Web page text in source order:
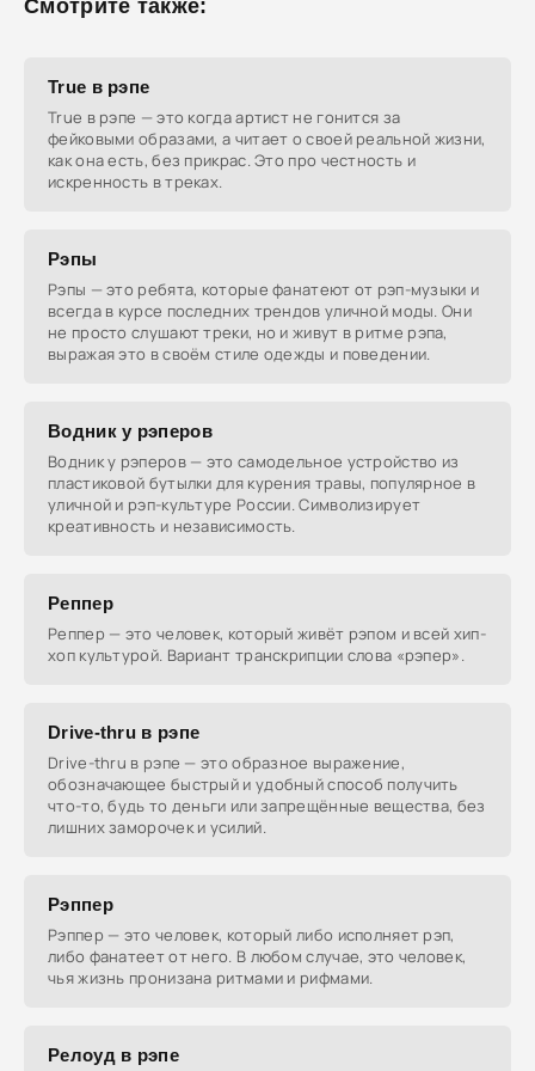
Смотрите также:
True в рэпе
True в рэпе — это когда артист не гонится за
фейковыми образами, а читает о своей реальной жизни,
как она есть, без прикрас. Это про честность и
искренность в треках.
Рэпы
Рэпы — это ребята, которые фанатеют от рэп-музыки и
всегда в курсе последних трендов уличной моды. Они
не просто слушают треки, но и живут в ритме рэпа,
выражая это в своём стиле одежды и поведении.
Водник у рэперов
Водник у рэперов — это самодельное устройство из
пластиковой бутылки для курения травы, популярное в
уличной и рэп-культуре России. Символизирует
креативность и независимость.
Реппер
Реппер — это человек, который живёт рэпом и всей хип-
хоп культурой. Вариант транскрипции слова «рэпер».
Drive-thru в рэпе
Drive-thru в рэпе — это образное выражение,
обозначающее быстрый и удобный способ получить
что-то, будь то деньги или запрещённые вещества, без
лишних заморочек и усилий.
Рэппер
Рэппер — это человек, который либо исполняет рэп,
либо фанатеет от него. В любом случае, это человек,
чья жизнь пронизана ритмами и рифмами.
Релоуд в рэпе